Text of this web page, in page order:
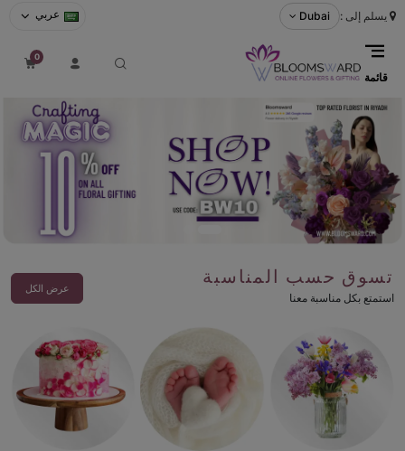
قائمة
يسلم إلى : Dubai عربي
0
تسوق حسب المناسبة
استمتع بكل مناسبة معنا
عرض الكل